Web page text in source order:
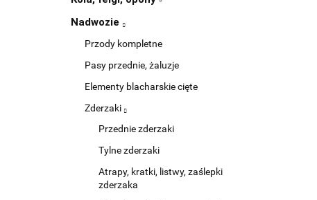
Nadwozie
Przody kompletne
Pasy przednie, żaluzje
Elementy blacharskie cięte
Zderzaki
Przednie zderzaki
Tylne zderzaki
Atrapy, kratki, listwy, zaślepki
zderzaka